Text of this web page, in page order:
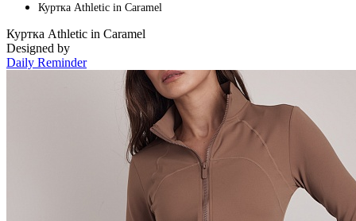
Куртка Athletic in Caramel
Куртка Athletic in Caramel
Designed by
Daily Reminder